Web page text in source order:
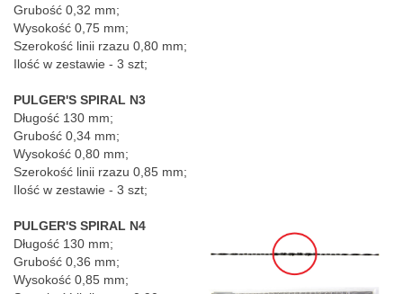
Grubość 0,32 mm;
Wysokość 0,75 mm;
Szerokość linii rzazu 0,80 mm;
Ilość w zestawie - 3 szt;
PULGER'S SPIRAL N3
Długość 130 mm;
Grubość 0,34 mm;
Wysokość 0,80 mm;
Szerokość linii rzazu 0,85 mm;
Ilość w zestawie - 3 szt;
PULGER'S SPIRAL N4
Długość 130 mm;
Grubość 0,36 mm;
Wysokość 0,85 mm;